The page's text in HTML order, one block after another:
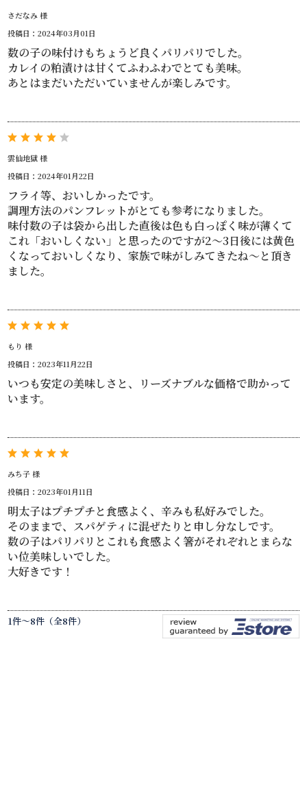
さだなみ 様
投稿日：2024年03月01日
数の子の味付けもちょうど良くパリパリでした。
カレイの粕漬けは甘くてふわふわでとても美味。
あとはまだいただいていませんが楽しみです。
雲仙地獄 様
投稿日：2024年01月22日
フライ等、おいしかったです。
調理方法のパンフレットがとても参考になりました。
味付数の子は袋から出した直後は色も白っぽく味が薄くて
これ「おいしくない」と思ったのですが2～3日後には黄色
くなっておいしくなり、家族で味がしみてきたね～と頂き
ました。
もり 様
投稿日：2023年11月22日
いつも安定の美味しさと、リーズナブルな価格で助かって
います。
みち子 様
投稿日：2023年01月11日
明太子はプチプチと食感よく、辛みも私好みでした。
そのままで、スパゲティに混ぜたりと申し分なしです。
数の子はパリパリとこれも食感よく箸がそれぞれとまらな
い位美味しいでした。
大好きです！
1件～8件（全8件）